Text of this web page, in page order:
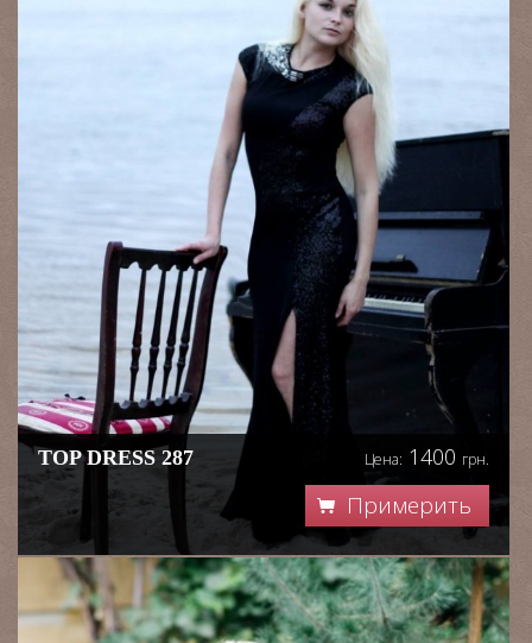
коллекции украинского
шикарной девушки.
насыщенный цвет и
корсет удачно
подчеркнут твои
достоинства.
Корсет инкустрирован
ручной вышивкой и
кружевом.
TOP DRESS 287 Цена: 1400 грн.
Примерить